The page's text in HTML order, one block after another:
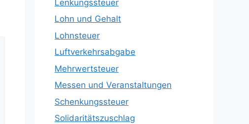
Lenkungssteuer
Lohn und Gehalt
Lohnsteuer
Luftverkehrsabgabe
Mehrwertsteuer
Messen und Veranstaltungen
Schenkungssteuer
Solidaritätszuschlag